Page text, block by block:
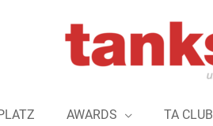
AWARDS TA CLUB